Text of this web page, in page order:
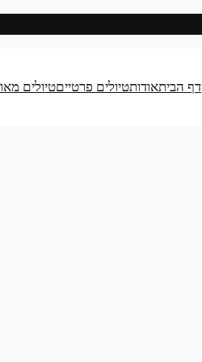
דף הביתאודותטיולים פרטייםטיולים